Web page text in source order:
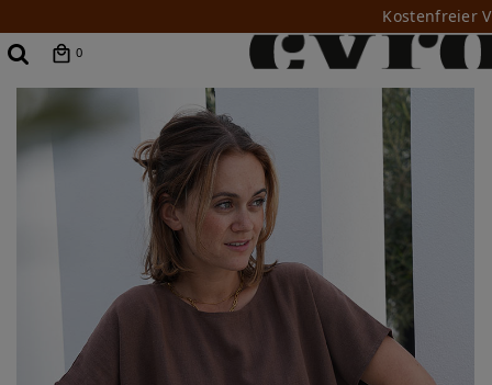
Kostenfreier
0